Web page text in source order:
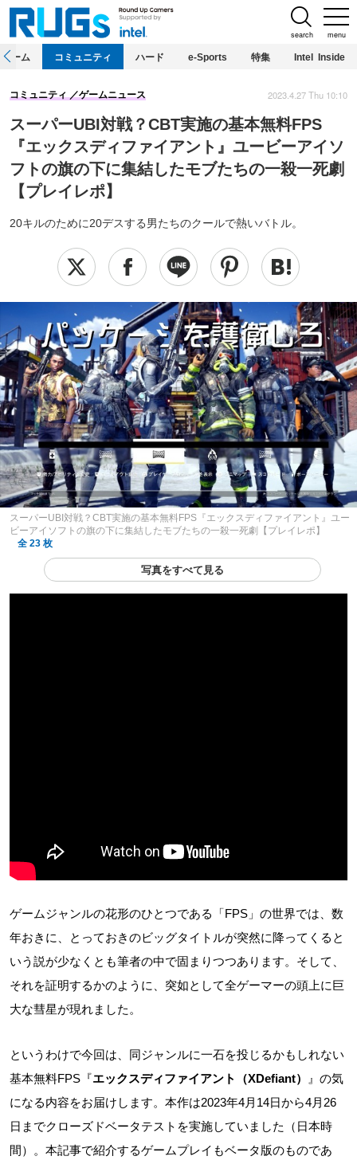
menu
search
ホーム コミュニティ ハード e-Sports 特集 Intel Inside
スーパーUBI対戦？CBT実施の基本無料FPS
『エックスディファイアント』ユービーアイソ
フトの旗の下に集結したモブたちの一殺一死劇
【プレイレポ】
20キルのために20デスする男たちのクールで熱いバトル。
コミュニティ ゲームニュース 2023.4.27 Thu 10:10
スーパーUBI対戦？CBT実施の基本無料FPS『エックスディファイアント』ユー
ビーアイソフトの旗の下に集結したモブたちの一殺一死劇【プレイレポ】
全 23 枚
写真をすべて見る
ゲームジャンルの花形のひとつである「FPS」の世界では、数
年おきに、とっておきのビッグタイトルが突然に降ってくると
いう説が少なくとも筆者の中で固まりつつあります。そして、
それを証明するかのように、突如として全ゲーマーの頭上に巨
大な彗星が現れました。
というわけで今回は、同ジャンルに一石を投じるかもしれない
基本無料FPS『エックスディファイアント（XDefiant）
』の気
になる内容をお届けします。本作は2023年4月14日から4月26
日までクローズドベータテストを実施していました（日本時
間）。本記事で紹介するゲームプレイもベータ版のものであ